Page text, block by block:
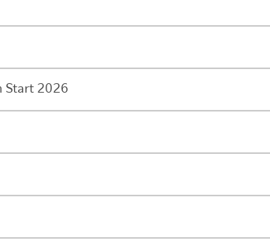
Start 2026